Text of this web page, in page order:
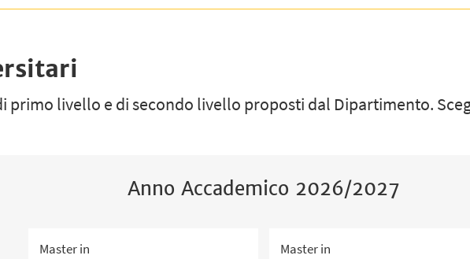
primo livello e di secondo livello proposti dal Dipartimento.
Anno Accademico 2026/2027
Master in
Master in